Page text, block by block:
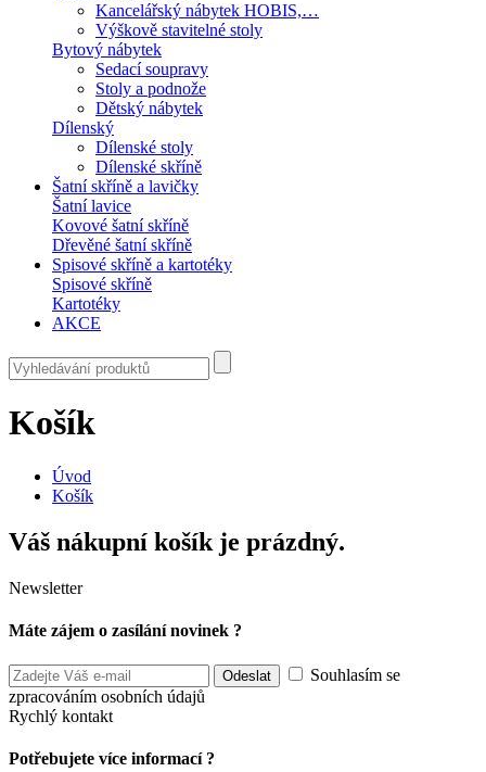
Kancelářský nábytek HOBIS,…
Výškově stavitelné stoly
Bytový nábytek
Sedací soupravy
Stoly a podnože
Dětský nábytek
Dílenský
Dílenské stoly
Dílenské skříně
Šatní skříně a lavičky
Šatní lavice
Kovové šatní skříně
Dřevěné šatní skříně
Spisové skříně a kartotéky
Spisové skříně
Kartotéky
AKCE
Košík
Úvod
Košík
Váš nákupní košík je prázdný.
Newsletter
Máte zájem o zasílání novinek ?
Souhlasím se
zpracováním osobních údajů
Rychlý kontakt
Potřebujete více informací ?